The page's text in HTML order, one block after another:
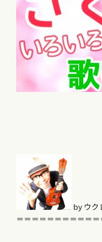
by ウク
＝＝＝＝＝＝＝＝＝＝